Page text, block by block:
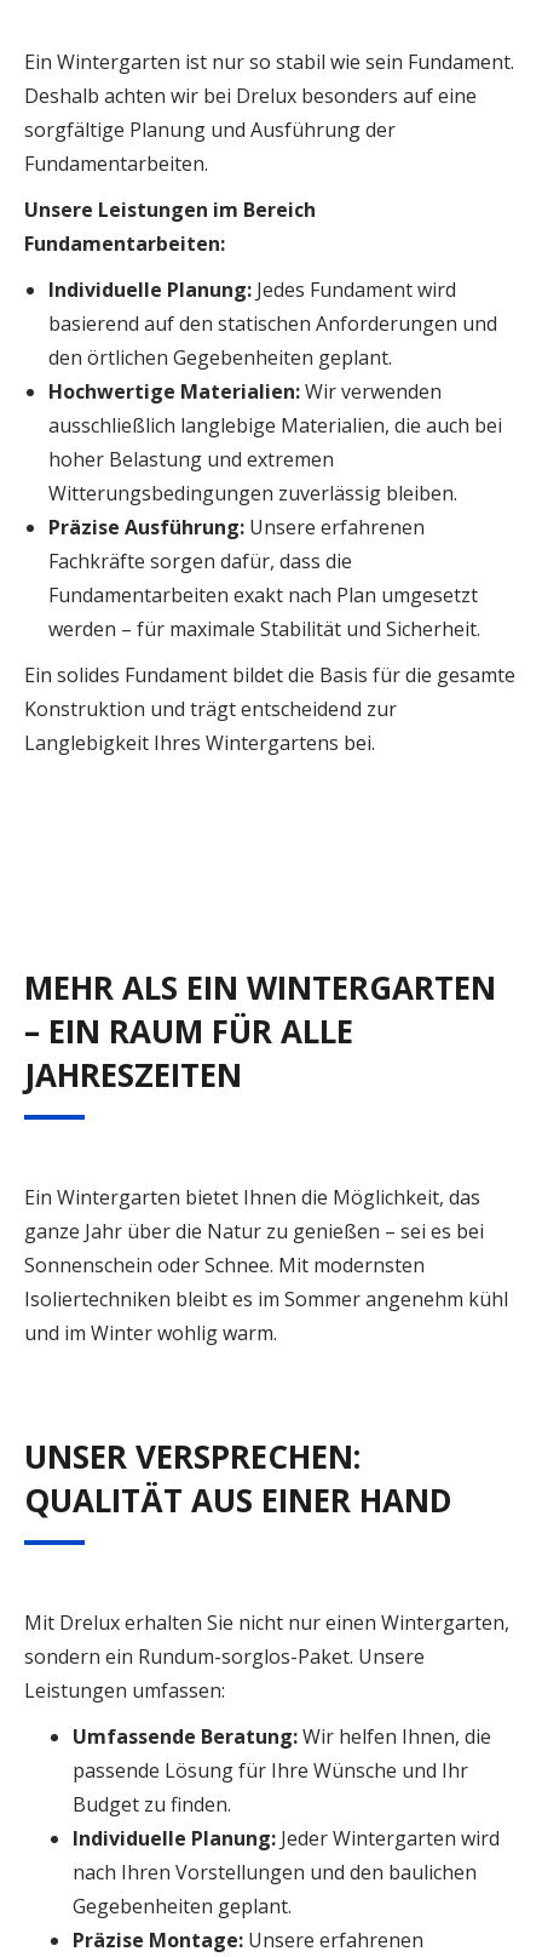
Ein Wintergarten ist nur so stabil wie sein Fundament.
Deshalb achten wir bei Drelux besonders auf eine
sorgfältige Planung und Ausführung der
Fundamentarbeiten.
Unsere Leistungen im Bereich
Fundamentarbeiten:
Individuelle Planung: Jedes Fundament wird
basierend auf den statischen Anforderungen und
den örtlichen Gegebenheiten geplant.
Hochwertige Materialien:Wir verwenden
ausschließlich langlebige Materialien, die auch bei
hoher Belastung und extremen
Witterungsbedingungen zuverlässig bleiben.
Präzise Ausführung: Unsere erfahrenen
Fachkräfte sorgen dafür, dass die
Fundamentarbeiten exakt nach Plan umgesetzt
werden – für maximale Stabilität und Sicherheit.
Ein solides Fundament bildet die Basis für die gesamte
Konstruktion und trägt entscheidend zur
Langlebigkeit Ihres Wintergartens bei.
MEHR ALS EIN WINTERGARTEN
– EIN RAUM FÜR ALLE
JAHRESZEITEN
Ein Wintergarten bietet Ihnen die Möglichkeit, das
ganze Jahr über die Natur zu genießen – sei es bei
Sonnenschein oder Schnee. Mit modernsten
Isoliertechniken bleibt es im Sommer angenehm kühl
und im Winter wohlig warm.
UNSER VERSPRECHEN:
QUALITÄT AUS EINER HAND
Mit Drelux erhalten Sie nicht nur einen Wintergarten,
sondern ein Rundum-sorglos-Paket. Unsere
Leistungen umfassen:
Umfassende Beratung:Wir helfen Ihnen, die
passende Lösung für Ihre Wünsche und Ihr
Budget zu finden.
Individuelle Planung: Jeder Wintergarten wird
nach Ihren Vorstellungen und den baulichen
Gegebenheiten geplant.
Präzise Montage: Unsere erfahrenen